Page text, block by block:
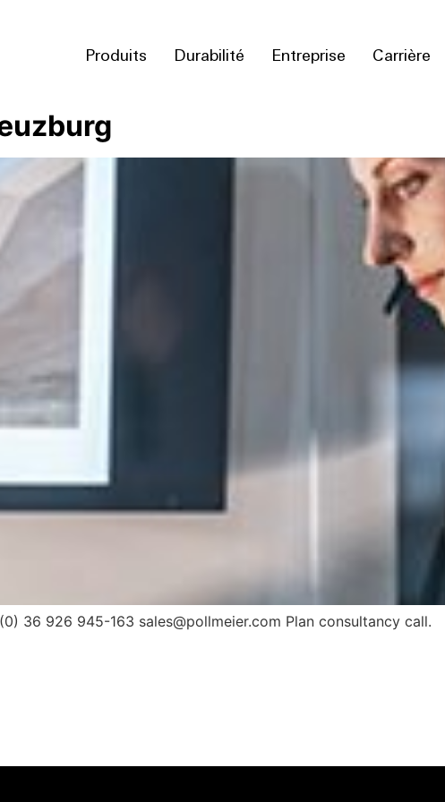
Produits Durabilité Entreprise Carrière
36 926 945-163 sales@pollmeier.com Plan consultancy call.